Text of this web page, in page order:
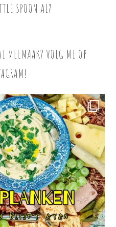
SPOON AL?
MEEMAAK? VOLG ME OP